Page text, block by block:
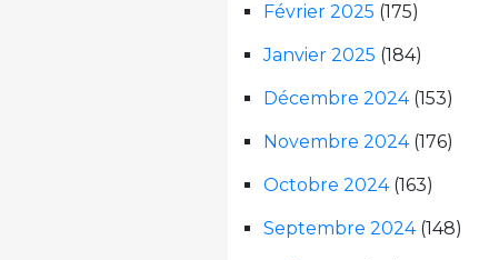
Février 2025 (175)
Janvier 2025 (184)
Décembre 2024(153)
Novembre 2024(176)
Octobre 2024(163)
Septembre 2024(148)